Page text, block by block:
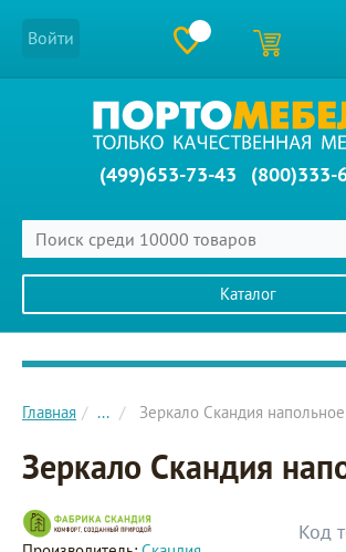
Войти
(499)653-73-43 (800)333-
Каталог
Главное меню сайта
Главная ... Зеркало Скандия напольное
Зеркало Скандия
Код